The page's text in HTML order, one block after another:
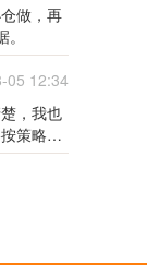
做，再
05 12:34
，我也
策略的